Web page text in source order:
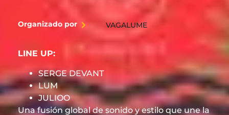
clubs y hoteles boutique hasta experiencias como
yoga al amanecer o cenas bajo las estrellas, Tulum
es sinónimo de estilo consciente y lujo descalzo.
Ideal para escapadas románticas, viajes de bienestar
o aventuras con alma. Auténtico, chic y espiritual,
Tulum es el rincón más inspirador de la Riviera
Maya. ¡Vívelo a tu manera!
Organizado por VAGALUME
LINE UP:
SERGE DEVANT
LUM
JULIOO
Una fusión global de sonido y estilo que une la